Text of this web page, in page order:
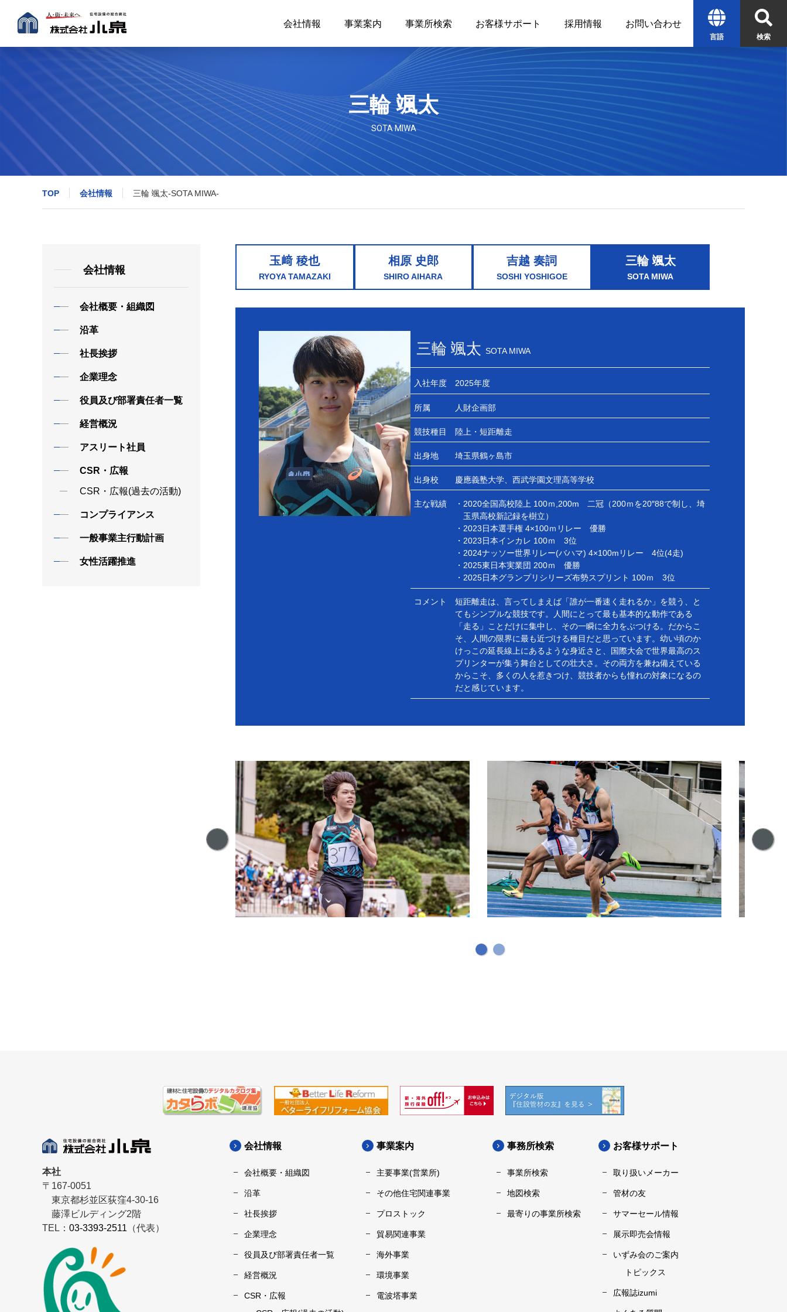
会社情報 事業案内 事業所検索 お客様サポート 採用情報 お問い合わせ
言語
English 中文
検索
三輪 颯太
SOTA MIWA
TOP 会社情報 三輪 颯太-SOTA MIWA-
会社情報
会社概要・組織図
沿革
社長挨拶
企業理念
役員及び部署責任者一覧
経営概況
アスリート社員
CSR・広報
CSR・広報(過去の活動)
コンプライアンス
一般事業主行動計画
女性活躍推進
玉﨑 稜也
RYOYA TAMAZAKI
相原 史郎
SHIRO AIHARA
吉越 奏詞
SOSHI YOSHIGOE
三輪 颯太
SOTA MIWA
三輪 颯太 SOTA MIWA
入社年度 2025年度
所属 人財企画部
競技種目 陸上・短距離走
出身地 埼玉県鶴ヶ島市
出身校 慶應義塾大学、西武学園文理高等学校
主な戦績
・2020全国高校陸上 100ｍ,200m 二冠（200ｍを20″88で制し、埼
玉県高校新記録を樹立）
・2023日本選手権 4×100ｍリレー 優勝
・2023日本インカレ 100ｍ 3位
・2024ナッソー世界リレー(バハマ) 4×100mリレー 4位(4走)
・2025東日本実業団 200ｍ 優勝
・2025日本グランプリシリーズ布勢スプリント 100ｍ 3位
コメント
短距離走は、言ってしまえば「誰が一番速く走れるか」を競う、と
てもシンプルな競技です。人間にとって最も基本的な動作である
「走る」ことだけに集中し、その一瞬に全力をぶつける。だからこ
そ、人間の限界に最も近づける種目だと思っています。幼い頃のか
けっこの延長線上にあるような身近さと、国際大会で世界最高のス
プリンターが集う舞台としての壮大さ。その両方を兼ね備えている
からこそ、多くの人を惹きつけ、競技者からも憧れの対象になるの
だと感じています。
本社
〒167-0051
東京都杉並区荻窪4-30-16
藤澤ビルディング2階
TEL： 03-3393-2511 （代表）
会社情報
会社概要・組織図
沿革
社長挨拶
企業理念
役員及び部署責任者一覧
経営概況
CSR・広報
事業案内
主要事業(営業所)
その他住宅関連事業
プロストック
貿易関連事業
海外事業
環境事業
電波塔事業
事務所検索
事業所検索
地図検索
最寄りの事業所検索
お客様サポート
取り扱いメーカー
管材の友
サマーセール情報
展示即売会情報
いずみ会のご案内
トピックス
広報誌izumi